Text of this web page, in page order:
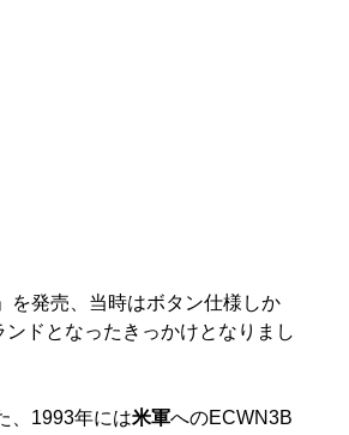
を発売、当時はボタン仕様しか
ドとなったきっかけとなりまし
、1993年には米軍へのECWN3B